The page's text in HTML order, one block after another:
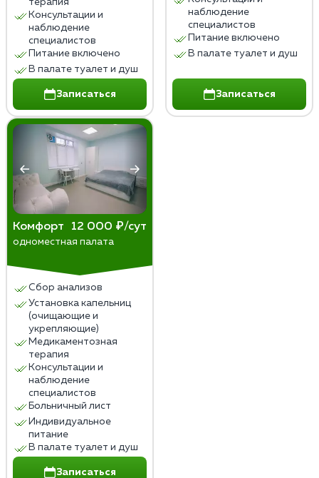
Консультации и
наблюдение
специалистов
Питание включено
В палате туалет и душ
Записаться
наблюдение
специалистов
Питание включено
В палате туалет и душ
Записаться
Комфорт 12 000 ₽/сут
одноместная палата
Сбор анализов
Установка капельниц
(очищающие и
укрепляющие)
Медикаментозная
терапия
Консультации и
наблюдение
специалистов
Больничный лист
Индивидуальное
питание
В палате туалет и душ
Записаться